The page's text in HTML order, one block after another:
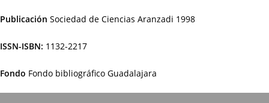
Publicación Sociedad de Ciencias Aranzadi 1998
ISSN-ISBN: 1132-2217
Fondo Fondo bibliográfico Guadalajara